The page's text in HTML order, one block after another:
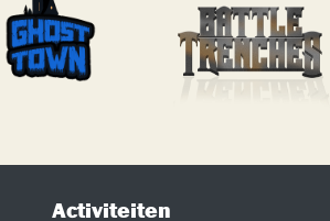
Activiteiten